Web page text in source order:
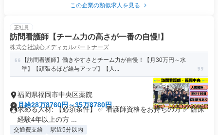
この企業の類似求人を見る
正社員
訪問看護師【チーム力の高さが一番の自慢!】
株式会社誠心メディカルパートナーズ
【訪問看護師】働きやすさとチーム力が自慢！【月30万円～水
準】【頑張るほど給与アップ】【人...
福岡県福岡市中央区薬院
月給28万8760円～35万8780円
求める人材: 【必須条件】 ✅ 看護師資格をお持ちの方 ✅ 臨床
経験4年以上の方 ...
交通費支給 駅近5分以内